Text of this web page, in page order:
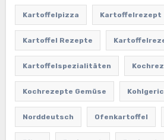
Kartoffelpizza Kartoffelrezept
Kartoffel Rezepte
Kartoffelspezialitäten
Kochrezepte Gemüse
Norddeutsch Ofenkartoffel